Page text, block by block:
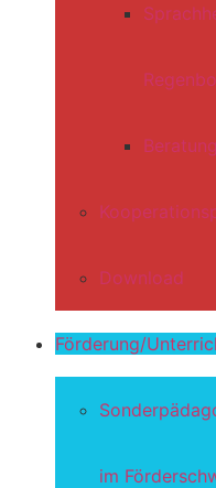
Download
Förderung/
im